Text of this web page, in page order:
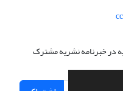
در خبرنامه نشریه مشترک